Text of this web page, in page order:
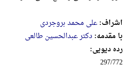
اشراف:علی محمد بروجردی
با مقدمه: دکتر عبدالحسین طالعی
رده دیویی:
297/772